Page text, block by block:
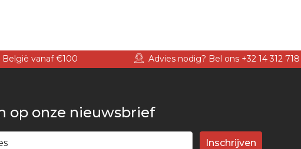
België vanaf €100 Advies nodig? Bel ons +32 14 312 718
op onze nieuwsbrief
Inschrijven